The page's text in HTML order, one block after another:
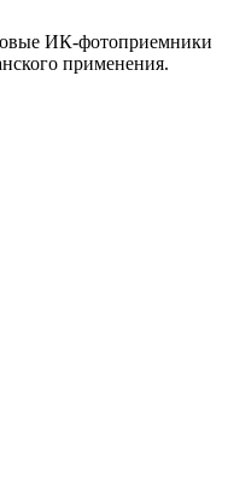
ИК-фотоприемники
применения.